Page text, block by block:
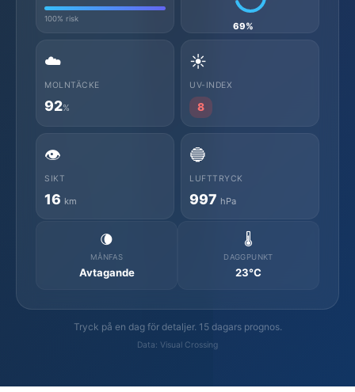
100% risk
69%
☁️
MOLNTÄCKE
92%
☀️
UV-INDEX
8
👁️
SIKT
16 km
🔵
LUFTTRYCK
997 hPa
🌘
MÅNFAS
Avtagande
🌡️
DAGGPUNKT
23°C
Tryck på en dag för detaljer. 15 dagars prognos.
Data: Visual Crossing